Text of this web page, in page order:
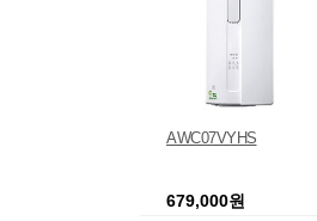
AWC07VYHS
679,000원